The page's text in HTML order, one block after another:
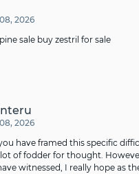
2026
sale buy zestril for sale
2026
have framed this specific
of fodder for thought.
witnessed, I really hope as